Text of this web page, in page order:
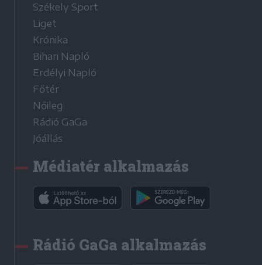
Székely Sport
Liget
Krónika
Bihari Napló
Erdélyi Napló
Főtér
Nőileg
Rádió GaGa
Jóállás
Médiatér alkalmazás
Rádió GaGa alkalmazás